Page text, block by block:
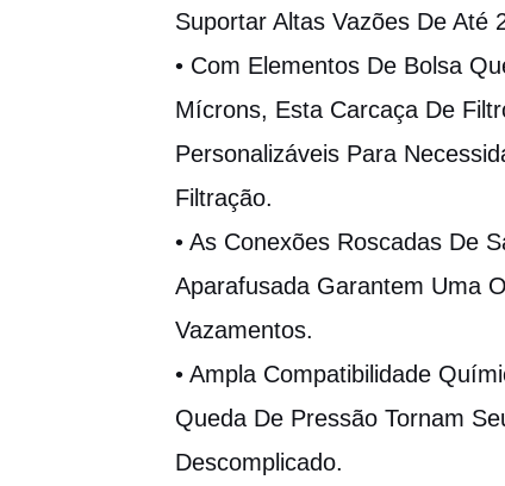
Suportar Altas Vazões De Até
• Com Elementos De Bolsa
Mícrons, Esta Carcaça De
Personalizáveis Para
Filtração.
• As Conexões Roscadas De
Aparafusada Garantem Uma
Vazamentos.
• Ampla Compatibilidade
Queda De Pressão Tornam
Descomplicado.